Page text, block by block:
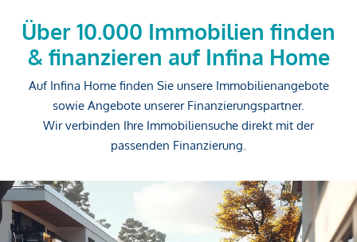
Über 10.000 Immobilien finden
& finanzieren auf Infina Home
Auf Infina Home finden Sie unsere Immobilienangebote
sowie Angebote unserer Finanzierungspartner.
Wir verbinden Ihre Immobiliensuche direkt mit der
passenden Finanzierung.